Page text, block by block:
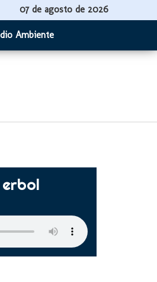
07 de agosto de 2026
Ambiente
erbol